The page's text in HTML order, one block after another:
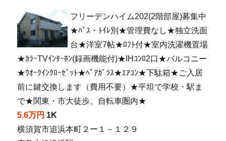
フリーデンハイム202(2階部屋)募集中
★ﾊﾞｽ・ﾄｲﾚ別★管理費なし★独立洗面
台★洋室7帖★ﾛﾌﾄ付★室内洗濯機置場
★ｶﾗｰTVｲﾝﾀｰﾎﾝ(録画機能付)★IHｺﾝﾛ2口★バルコニー
★ｳｵｰｸｲﾝｸﾛｰｾﾞｯﾄ★ﾍﾟｱｶﾞﾗｽ★ｴｱｺﾝ★下駄箱★ご入居
前に鍵交換します（費用不要）★平坦で学校・駅ま
で★関東・市大徒歩、自転車圏内★
5.6万円 1K
横須賀市追浜本町２ー１－１２９